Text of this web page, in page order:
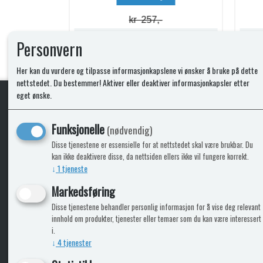
kr 74,-
Kjøp
KLikk & hent
ICARAVANGRUPPEN
Bobilkjeden - iCaravan Tromsø
Caravan.no - når camping er livet
Fritidsvarehuset.no - barn og velvære
Cookies
Personvern
Her kan du vurdere og tilpasse informasjonkapslene vi ønsker å bruke på dette
nettstedet. Du bestemmer! Aktiver eller deaktiver informasjonkapsler etter
eget ønske.
Funksjonelle(nødvendig)
Disse tjenestene er essensielle for at nettstedet skal være brukbar. Du
kan ikke deaktivere disse, da nettsiden ellers ikke vil fungere korrekt.
↓ 1tjeneste
Markedsføring
Disse tjenestene behandler personlig informasjon for å vise deg relevant
innhold om produkter, tjenester eller temaer som du kan være interessert
i.
↓ 4tjenester